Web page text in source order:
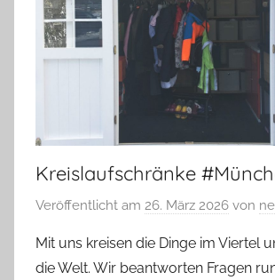
Kreislaufschränke
Veröffentlicht am 26. März 2026 von
Mit uns kreisen die Dinge im Viertel
die Welt. Wir beantworten Fragen